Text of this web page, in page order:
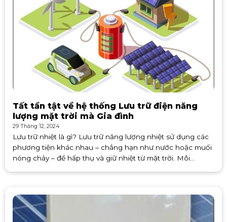
Tất tần tật về hệ thống Lưu trữ điện năng
lượng mặt trời mà Gia đình
29 Tháng 12, 2024
Lưu trữ nhiệt là gì? Lưu trữ năng lượng nhiệt sử dụng các
phương tiện khác nhau – chẳng hạn như nước hoặc muối
nóng chảy – để hấp thụ và giữ nhiệt từ mặt trời. Môi